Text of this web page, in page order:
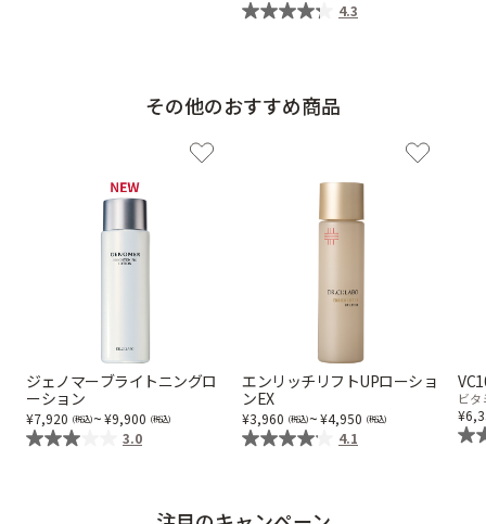
4.3
その他のおすすめ商品
ジェノマーブライトニングロ
ーション
7,920 ~ 9,900
3.0
エンリッチリフトUPローショ
ンEX
3,960 ~ 4,950
4.1
ビ